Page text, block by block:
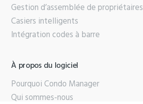
Gestion d’assemblée de propriétaires
Casiers intelligents
Intégration codes à barre
À propos du logiciel
Pourquoi Condo Manager
Qui sommes-nous